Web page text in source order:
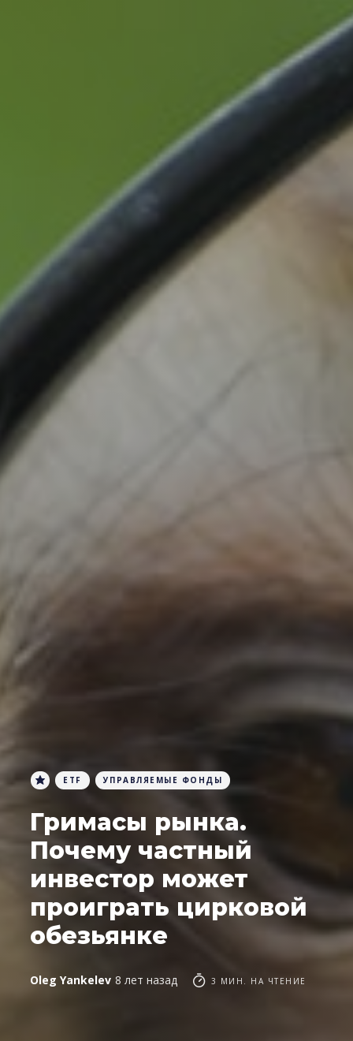
ETF УПРАВЛЯЕМЫЕ ФОНДЫ
Гримасы рынка.
Почему частный
инвестор может
проиграть цирковой
обезьянке
Oleg Yankelev 8 лет назад 3 МИН. НА ЧТЕНИЕ